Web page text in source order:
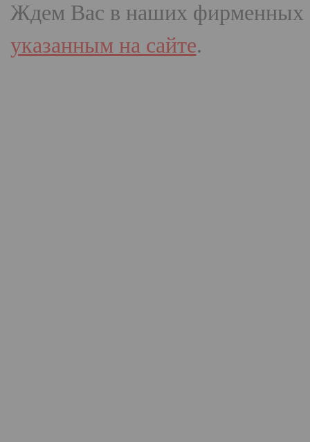
Ждем Вас в наших фирменных
указанным на сайте.